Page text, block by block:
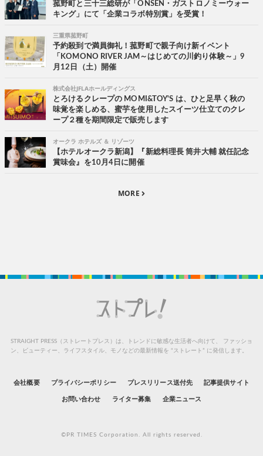
菰野町と三十三総研が「ONSEN・ガストロノミーウォー
キング」にて「企業コラボ特別賞」を受賞！
三重県菰野町
予約殺到で満員御礼！菰野町で親子向け新イベント
「KOMONO RIVER JAM～はじめての川釣り体験～」9
月12日（土）開催
株式会社JFLAホールディングス
とろけるクレープの MOMI&TOY'S は、ひと足早く秋の
味覚を楽しめる、蜜芋を使用したスイーツ仕立てのクレ
ープ２種を期間限定で販売します
オークラ ホテルズ ＆ リゾーツ
【ホテルオークラ新潟】『新総料理長 筒井大輔 就任記念
賞味会』を10月4日に開催
MORE
STRAIGHT PRESS（ストレートプレス）は、トレンドに敏感な生活者へ向けて、
ファッショ
ン、ビューティー、ライフスタイル、モノなどの最新情報を “ストレート” に発信します。
会社概要 プライバシーポリシー プレスリリース送付先 記事提供サイト
お問い合わせ ライター募集 企業ニュース
©PR TIMES Corporation. All rights reserved.